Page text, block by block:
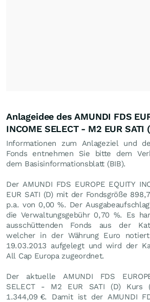
Anlageidee des AMUNDI FDS
INCOME SELECT - M2 EUR SATI
Informationen zum Anlageziel und
Fonds entnehmen Sie bitte dem
dem Basisinformationsblatt (BIB).
Der AMUNDI FDS EUROPE EQUITY
EUR SATI (D) mit der Fondsgröße
p.a. von 0,00 %. Der
die Verwaltungsgebühr 0,70 %. Es
ausschüttenden Fonds aus der
welcher in der Währung Euro
19.03.2013 aufgelegt und wird der
All Cap Europa zugeordnet.
Der aktuelle AMUNDI FDS
SELECT - M2 EUR SATI (D) Kurs
1.344,09 €. Damit ist der AMUNDI